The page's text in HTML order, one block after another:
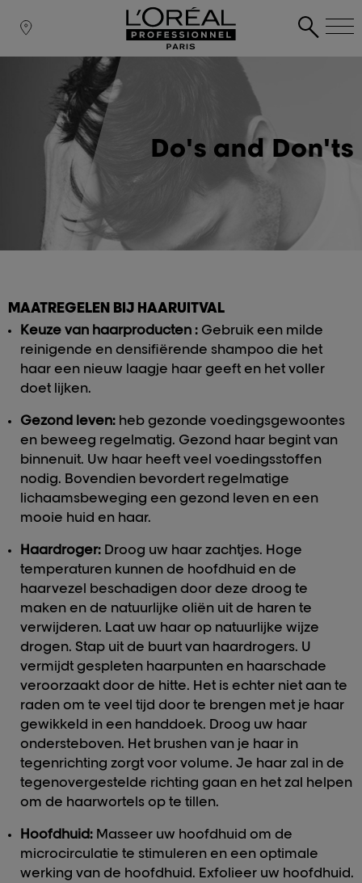
Do's and Don'ts
MAATREGELEN BIJ HAARUITVAL
Keuze van haarproducten : Gebruik een milde
reinigende en densifiërende shampoo die het
haar een nieuw laagje haar geeft en het voller
doet lijken.
Gezond leven: heb gezonde voedingsgewoontes
en beweeg regelmatig. Gezond haar begint van
binnenuit. Uw haar heeft veel voedingsstoffen
nodig. Bovendien bevordert regelmatige
lichaamsbeweging een gezond leven en een
mooie huid en haar.
Haardroger: Droog uw haar zachtjes. Hoge
temperaturen kunnen de hoofdhuid en de
haarvezel beschadigen door deze droog te
maken en de natuurlijke oliën uit de haren te
verwijderen. Laat uw haar op natuurlijke wijze
drogen. Stap uit de buurt van haardrogers. U
vermijdt gespleten haarpunten en haarschade
veroorzaakt door de hitte. Het is echter niet aan te
raden om te veel tijd door te brengen met je haar
gewikkeld in een handdoek. Droog uw haar
ondersteboven. Het brushen van je haar in
tegenrichting zorgt voor volume. Je haar zal in de
tegenovergestelde richting gaan en het zal helpen
om de haarwortels op te tillen.
Hoofdhuid: Masseer uw hoofdhuid om de
microcirculatie te stimuleren en een optimale
werking van de hoofdhuid. Exfolieer uw hoofdhuid.